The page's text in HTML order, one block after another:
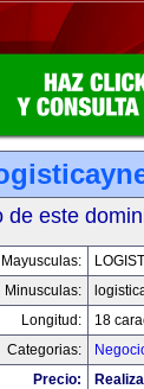
de este
Mayusculas:
Minusculas:
Longitud:
18
Categorias:
Precio: